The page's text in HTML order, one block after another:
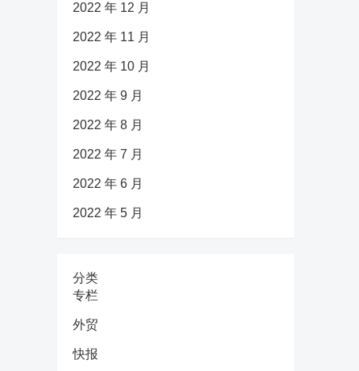
2022 年 12 月
2022 年 11 月
2022 年 10 月
2022 年 9 月
2022 年 8 月
2022 年 7 月
2022 年 6 月
2022 年 5 月
分类
专栏
外贸
快报